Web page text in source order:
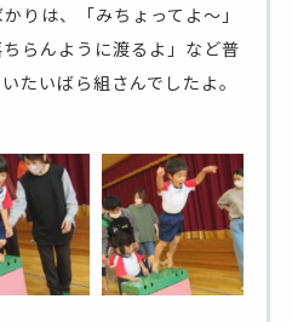
りは、「みちょってよ～」
ちらんように渡るよ」など普
たいばら組さんでしたよ。